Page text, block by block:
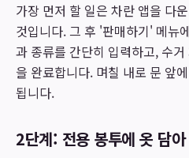
가장 먼저 할 일은 차란 앱을 다
것입니다. 그 후 '판매하기' 메뉴
과 종류를 간단히 입력하고, 수
을 완료합니다. 며칠 내로 문 앞
됩니다.
2단계: 전용 봉투에 옷 담